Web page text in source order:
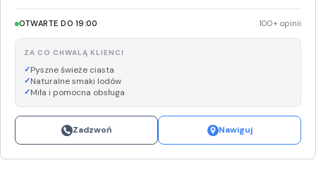
OTWARTE DO 19:00 100+ opinii
ZA CO CHWALĄ KLIENCI
Pyszne świeże ciasta
Naturalne smaki lodów
Miła i pomocna obsługa
Zadzwoń Nawiguj